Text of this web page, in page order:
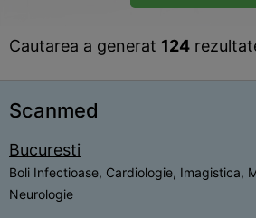
Cautarea a generat 124
Scanmed
Bucuresti
Boli Infectioase, Cardiologie, Imagistica,
Neurologie